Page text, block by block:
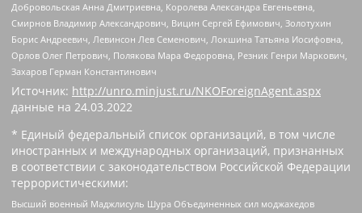
Добровольская Анна Дмитриевна, Королева Александра Евгеньевна,
Смирнов Владимир Александрович, Вицин Сергей Ефимович, Золотухин
Борис Андреевич, Левинсон Лев Семенович, Локшина Татьяна Иосифовна,
Орлов Олег Петрович, Полякова Мара Федоровна, Резник Генри Маркович,
Захаров Герман Константинович
Источник: http://unro.minjust.ru/NKOForeignAgent.aspx
данные на 24.03.2022
* Единый федеральный список организаций, в том числе
иностранных и международных организаций, признанных
в соответствии с законодательством Российской Федерации
террористическими:
Высший военный Маджлисуль Шура Объединенных сил моджахедов